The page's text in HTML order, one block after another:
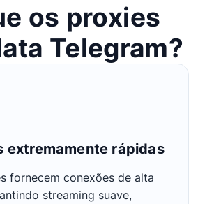
os proxies
Telegram?
extremamente rápidas
fornecem conexões de alta
streaming suave,